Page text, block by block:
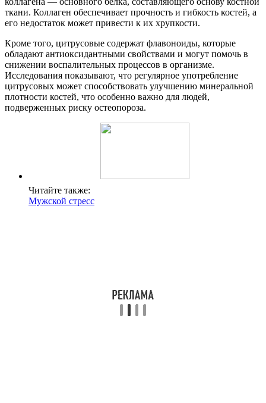
ткани. Коллаген обеспечивает прочность и гибкость костей, а
его недостаток может привести к их хрупкости.
Кроме того, цитрусовые содержат флавоноиды, которые
обладают антиоксидантными свойствами и могут помочь в
снижении воспалительных процессов в организме.
Исследования показывают, что регулярное употребление
цитрусовых может способствовать улучшению минеральной
плотности костей, что особенно важно для людей,
подверженных риску остеопороза.
Читайте также:
Мужской стресс